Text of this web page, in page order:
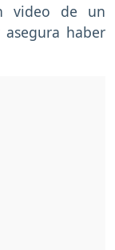
video de un
haber